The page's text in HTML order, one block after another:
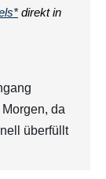
direkt in
da
überfüllt